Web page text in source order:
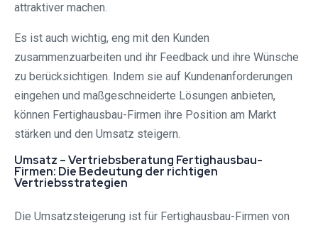
attraktiver machen.
Es ist auch wichtig, eng mit den Kunden
zusammenzuarbeiten und ihr Feedback und ihre Wünsche
zu berücksichtigen. Indem sie auf Kundenanforderungen
eingehen und maßgeschneiderte Lösungen anbieten,
können Fertighausbau-Firmen ihre Position am Markt
stärken und den Umsatz steigern.
Umsatz – Vertriebsberatung Fertighausbau-
Firmen: Die Bedeutung der richtigen
Vertriebsstrategien
Die Umsatzsteigerung ist für Fertighausbau-Firmen von